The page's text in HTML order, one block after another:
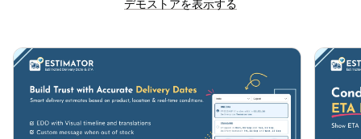
デモストアを表示する